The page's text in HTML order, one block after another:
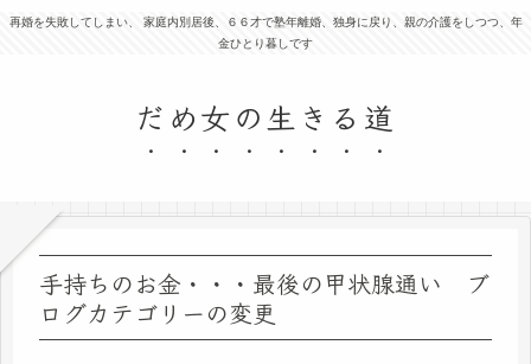
再婚を失敗してしまい、 家庭内別居後、６６才で塾年離婚、独身に戻り、親の介護をしつつ、年
金ひとり暮しです
だめ女の生きる道
手持ちのお金・・・最後の甲状腺通い ブ
ログカテゴリーの変更